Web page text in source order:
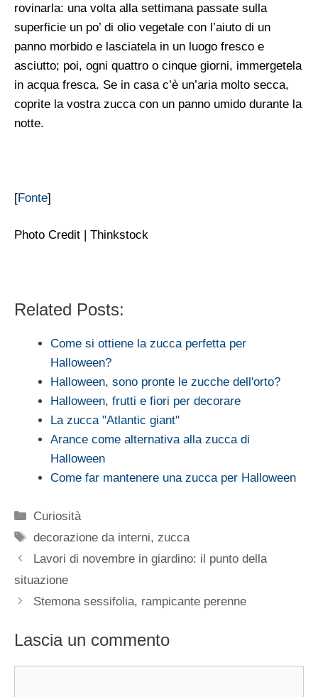
rovinarla: una volta alla settimana passate sulla
superficie un po’ di olio vegetale con l’aiuto di un
panno morbido e lasciatela in un luogo fresco e
asciutto; poi, ogni quattro o cinque giorni, immergetela
in acqua fresca. Se in casa c’è un’aria molto secca,
coprite la vostra zucca con un panno umido durante la
notte.
[Fonte]
Photo Credit | Thinkstock
Related Posts:
Come si ottiene la zucca perfetta per
Halloween?
Halloween, sono pronte le zucche dell'orto?
Halloween, frutti e fiori per decorare
La zucca "Atlantic giant"
Arance come alternativa alla zucca di
Halloween
Come far mantenere una zucca per Halloween
Categorie
Curiosità
Tag
decorazione da interni,zucca
Lavori di novembre in giardino: il punto della
situazione
Stemona sessifolia, rampicante perenne
Lascia un commento